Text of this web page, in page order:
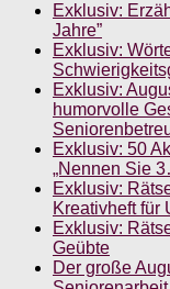
Exklusiv:
Jahre”
Exklusiv:
Exklusiv:
humorvolle
Exklusiv: 50
„Nennen Sie
Exklusiv:
Kreativheft für
Exklusiv:
Geübte
Der große